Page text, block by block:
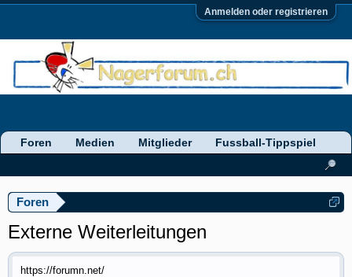
Anmelden oder registrieren
Foren
Externe Weiterleitungen
https://forumn.net/
Foren Medien Mitglieder Fussball-Tippspiel